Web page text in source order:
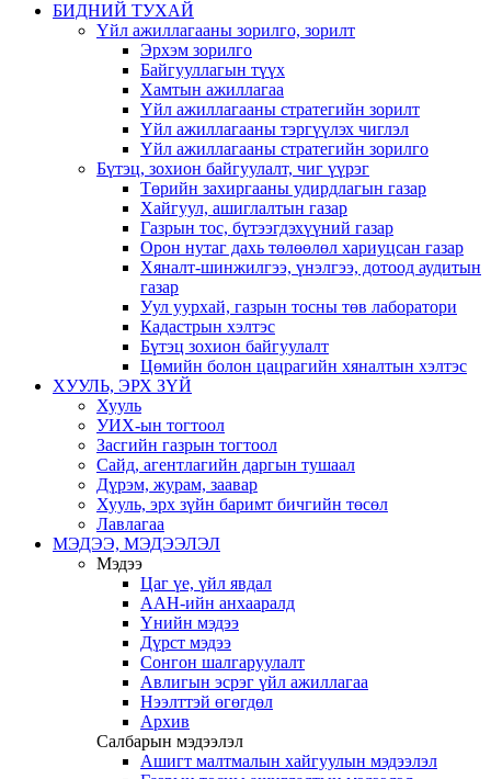
БИДНИЙ ТУХАЙ
Үйл ажиллагааны зорилго, зорилт
Эрхэм зорилго
Байгууллагын түүх
Хамтын ажиллагаа
Үйл ажиллагааны стратегийн зорилт
Үйл ажиллагааны тэргүүлэх чиглэл
Үйл ажиллагааны стратегийн зорилго
Бүтэц, зохион байгуулалт, чиг үүрэг
Төрийн захиргааны удирдлагын газар
Хайгуул, ашиглалтын газар
Газрын тос, бүтээгдэхүүний газар
Орон нутаг дахь төлөөлөл хариуцсан газар
Хяналт-шинжилгээ, үнэлгээ, дотоод аудитын
газар
Уул уурхай, газрын тосны төв лаборатори
Кадастрын хэлтэс
Бүтэц зохион байгуулалт
Цөмийн болон цацрагийн хяналтын хэлтэс
ХУУЛЬ, ЭРХ ЗҮЙ
Хууль
УИХ-ын тогтоол
Засгийн газрын тогтоол
Сайд, агентлагийн даргын тушаал
Дүрэм, журам, заавар
Хууль, эрх зүйн баримт бичгийн төсөл
Лавлагаа
МЭДЭЭ, МЭДЭЭЛЭЛ
Мэдээ
Цаг үе, үйл явдал
ААН-ийн анхааралд
Үнийн мэдээ
Дүрст мэдээ
Сонгон шалгаруулалт
Авлигын эсрэг үйл ажиллагаа
Нээлттэй өгөгдөл
Архив
Салбарын мэдээлэл
Ашигт малтмалын хайгуулын мэдээлэл